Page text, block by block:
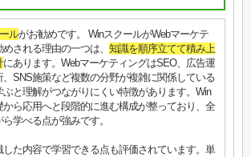
ルがお勧めです。 WinスクールがWebマーケテ
される理由の一つは、 知識を順序立てて積み上
にあります。WebマーケティングはSEO、広告運
、SNS施策など複数の分野が複雑に関係している
と理解がつながりにくい特徴があります。Win
から応用へと段階的に進む構成が整っており、全
学べる点が強みです。
した内容で学習できる点も評価されています。単